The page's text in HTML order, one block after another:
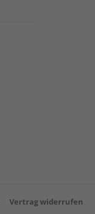
Vertrag widerrufen